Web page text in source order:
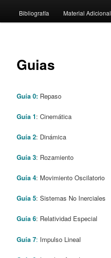
to
content
Bibliografía Material Adicional
Guias
Guía 0: Repaso
Guía 1: Cinemática
Guía 2: Dinámica
Guía 3: Rozamiento
Guía 4: Movimiento Oscilatorio
Guía 5: Sistemas No Inerciales
Guía 6: Relatividad Especial
Guía 7: Impulso Lineal